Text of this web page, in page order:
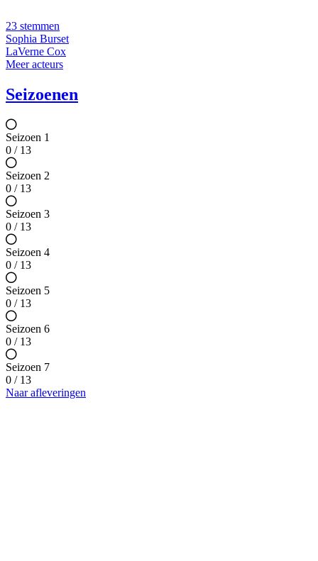
23 stemmen
Sophia Burset
LaVerne Cox
Meer acteurs
Seizoenen
Seizoen 1
0 / 13
Seizoen 2
0 / 13
Seizoen 3
0 / 13
Seizoen 4
0 / 13
Seizoen 5
0 / 13
Seizoen 6
0 / 13
Seizoen 7
0 / 13
Naar afleveringen